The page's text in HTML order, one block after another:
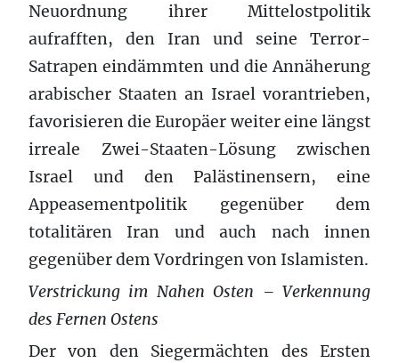
Neuordnung ihrer Mittelostpolitik
aufrafften, den Iran und seine Terror-
Satrapen eindämmten und die Annäherung
arabischer Staaten an Israel vorantrieben,
favorisieren die Europäer weiter eine längst
irreale Zwei-Staaten-Lösung zwischen
Israel und den Palästinensern, eine
Appeasementpolitik gegenüber dem
totalitären Iran und auch nach innen
gegenüber dem Vordringen von Islamisten.
Verstrickung im Nahen Osten – Verkennung
des Fernen Ostens
Der von den Siegermächten des Ersten